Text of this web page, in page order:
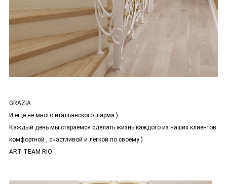
GRAZIA
И еще не много итальянского шарма )
Каждый день мы стараемся сделать жизнь каждого из наших клиентов
комфортной , счастливой и легкой по своему )
ART TEAM RIO